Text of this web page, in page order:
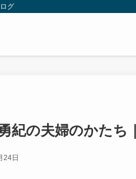
グ
紀の夫婦のかたち
24日